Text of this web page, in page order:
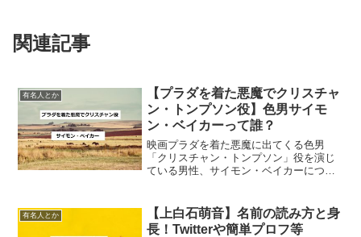
関連記事
有名人とか
【プラダを着た悪魔でクリスチャ
ン・トンプソン役】色男サイモ
ン・ベイカーって誰？
映画プラダを着た悪魔に出てくる色男
「クリスチャン・トンプソン」役を演じ
ている男性、サイモン・ベイカーについ
どんな人？プラダを着た悪魔 クリスチャ
ン・トンプソンとは、主役...
有名人とか
【上白石萌音】名前の読み方と身
長！Twitterや簡単プロフ等